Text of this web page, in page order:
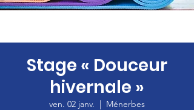
Stage « Douceur
hivernale »
ven. 02 janv.
  |
Ménerbes